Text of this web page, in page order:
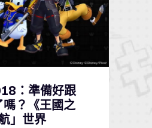
：準備好跟
？《王國之
」世界